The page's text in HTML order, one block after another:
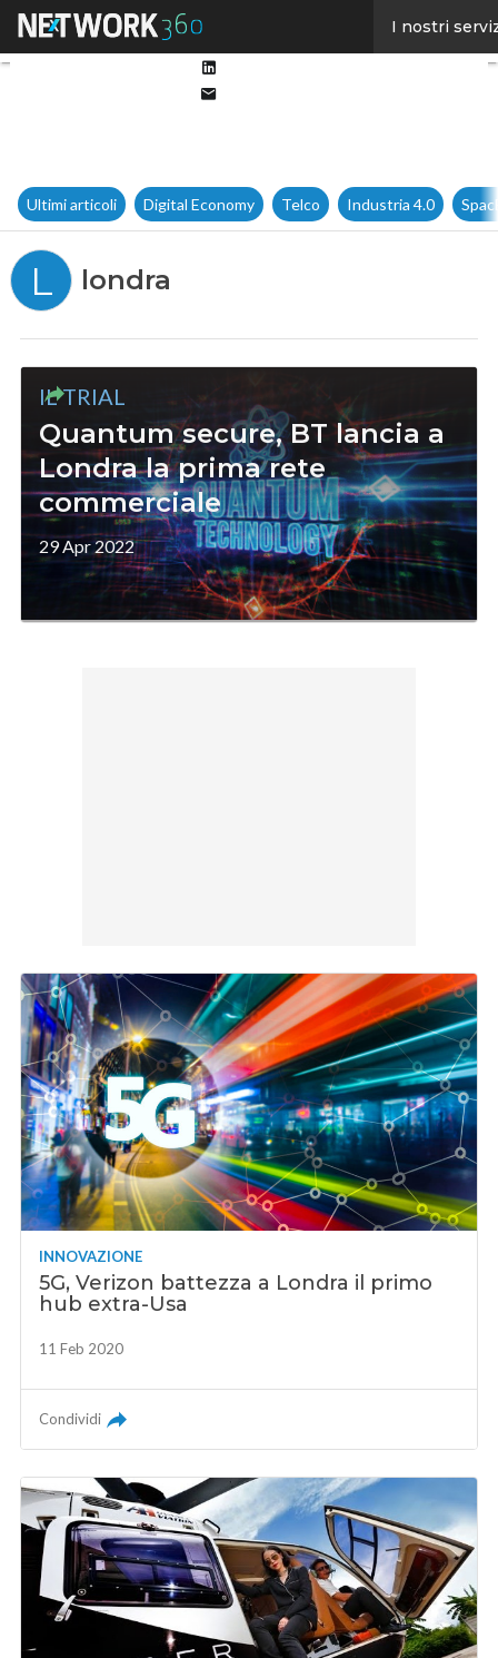
I nostri
Ultimi articoli Digital Economy Telco Industria 4.0
L londra
IL TRIAL
Quantum secure, BT lancia a
Londra la prima rete
commerciale
29 Apr 2022
INNOVAZIONE
5G, Verizon battezza a Londra il primo
hub extra-Usa
11 Feb 2020
Condividi